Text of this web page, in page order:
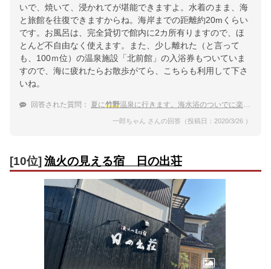
いで、焼いて、浸かれてが堪能できますよ。水着のまま、海
と旅館を往復できますからね。海岸までの距離約20mくらい
です。お風呂は、完全貸切で館内に2カ所有りますので、ほ
とんど不自由なく使えます。また、少し離れた（と言って
も、100ｍ位）の温泉施設「北前館」の入浴券もついていま
すので、海に疲れたらお散歩がてら、こちらも利用して下さ
いね。
回答された質問： 夏に竹野温泉に行きます。海水浴のついでに楽しみます。
一郎ちゃん さんの回答（投稿日：2020/3/26 ）
[10位] 漁火の見える宿 日の出荘